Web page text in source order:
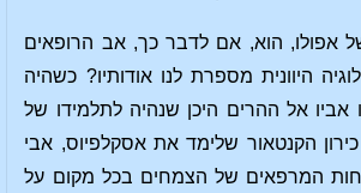
אפולו, הוא, אם לדבר כך, אב הרופאים
היוונית מספרת לנו אודותיו? כשהיה
אביו אל ההרים היכן שנהיה לתלמידו של
כירון הקנטאור שלימד את אסקלפיוס, אבי
המרפאים של הצמחים בכל מקום על